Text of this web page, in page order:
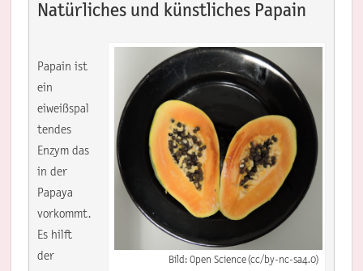
Natürliches und künstliches Papain
Bild: Open Science (cc/by-nc-sa4.0)
Papain ist
ein
eiweißspal
tendes
Enzym das
in der
Papaya
vorkommt.
Es hilft
der